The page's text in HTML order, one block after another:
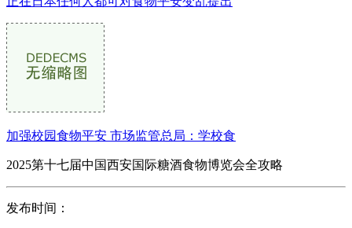
加强校园食物平安 市场监管总局：学校食
2025第十七届中国西安国际糖酒食物博览会全攻略
发布时间：